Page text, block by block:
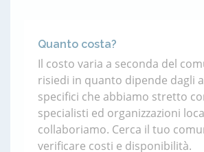
Quanto costa?
Il costo varia a seconda del
risiedi in quanto dipende dagli
specifici che abbiamo stretto
specialisti ed organizzazioni
collaboriamo. Cerca il tuo
verificare costi e disponibilità.